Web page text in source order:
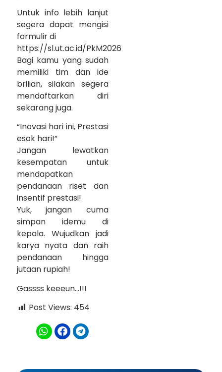
Untuk info lebih lanjut
segera dapat mengisi
formulir di
https://sl.ut.ac.id/PkM2026
Bagi kamu yang sudah
memiliki tim dan ide
brilian, silakan segera
mendaftarkan diri
sekarang juga.
“Inovasi hari ini, Prestasi
esok hari!”
Jangan lewatkan
kesempatan untuk
mendapatkan
pendanaan riset dan
insentif prestasi!
Yuk, jangan cuma
simpan idemu di
kepala. Wujudkan jadi
karya nyata dan raih
pendanaan hingga
jutaan rupiah!
Gassss keeeun…!!!
Post Views: 454